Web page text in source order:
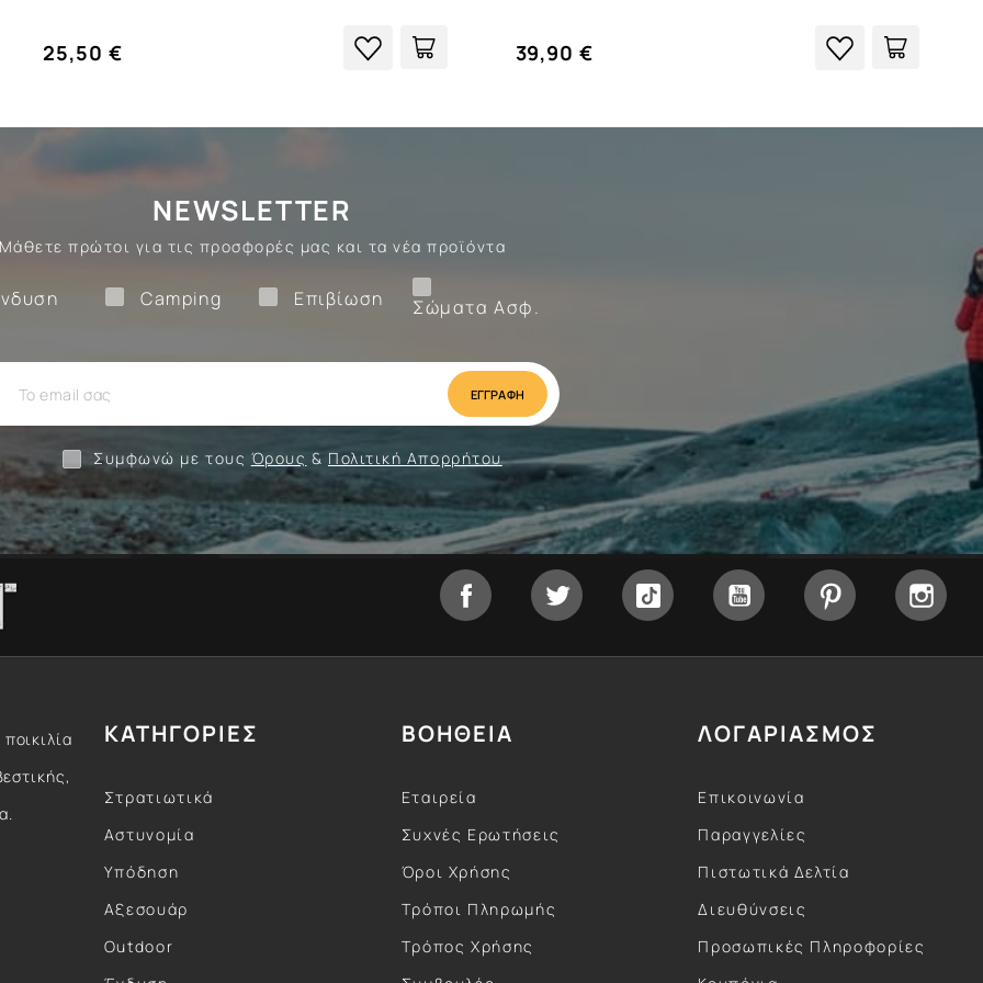
25,50 € 39,90 €
NEWSLETTER
Μάθετε πρώτοι για τις προσφορές μας και τα νέα προϊόντα
Σώματα Ασφ.
Επιβίωση
Επιβίωση
Camping
Camping
Ένδυση
Συμφωνώ με τους Όρους & Πολιτική Απορρήτου
Facebook Twitter Tiktok YouTube Pinterest
ΚΑΤΗΓΟΡΙΕΣ
Στρατιωτικά
Αστυνομία
Υπόδηση
Αξεσουάρ
Outdoor
ΒΟΗΘΕΙΑ
Εταιρεία
Συχνές Ερωτήσεις
Όροι Χρήσης
Τρόποι Πληρωμής
Τρόπος Χρήσης
ΛΟΓΑΡΙΑΣΜΟΣ
Επικοινωνία
Παραγγελίες
Πιστωτικά Δελτία
Διευθύνσεις
Προσωπικές Πληροφορίες